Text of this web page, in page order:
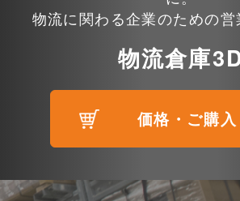
物流に関わる企業のための
物流倉庫
価格・ご購入